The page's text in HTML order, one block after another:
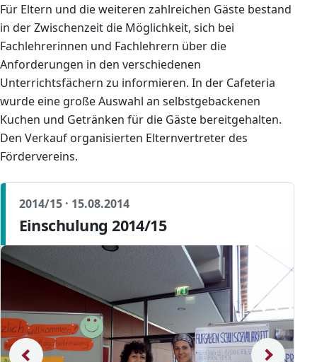
Für Eltern und die weiteren zahlreichen Gäste bestand
in der Zwischenzeit die Möglichkeit, sich bei
Fachlehrerinnen und Fachlehrern über die
Anforderungen in den verschiedenen
Unterrichtsfächern zu informieren. In der Cafeteria
wurde eine große Auswahl an selbstgebackenen
Kuchen und Getränken für die Gäste bereitgehalten.
Den Verkauf organisierten Elternvertreter des
Fördervereins.
2014/15 · 15.08.2014
Einschulung 2014/15